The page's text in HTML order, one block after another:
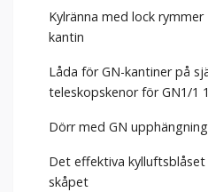
Kylränna med lock
kantin
Låda för GN-kantiner på
teleskopskenor för GN1/1
Dörr med GN
Det effektiva
skåpet